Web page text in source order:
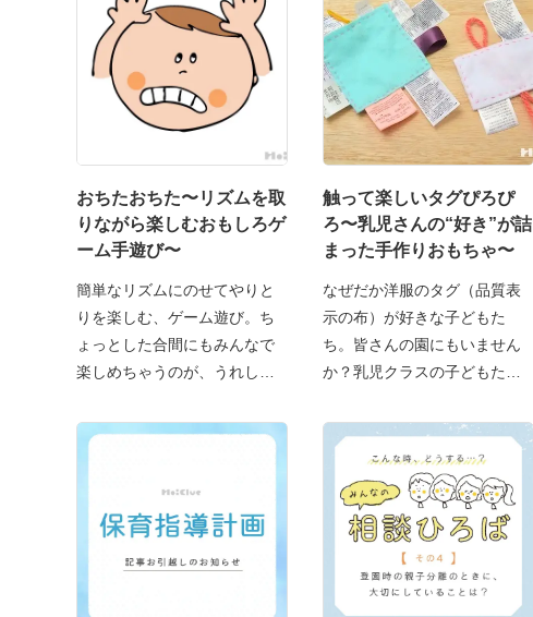
おちたおちた〜リズムを取
りながら楽しむおもしろゲ
ーム手遊び〜
簡単なリズムにのせてやりと
りを楽しむ、ゲーム遊び。ち
ょっとした合間にもみんなで
楽しめちゃうのが、うれしい
触って楽しいタグぴろぴ
ろ〜乳児さんの“好き”が詰
まった手作りおもちゃ〜
なぜだか洋服のタグ（品質表
示の布）が好きな子どもた
ち。皆さんの園にもいません
か？乳児クラスの子どもたち